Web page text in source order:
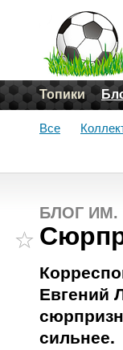
Топики
Все
БЛОГ ИМ.
Евгений
сильнее.